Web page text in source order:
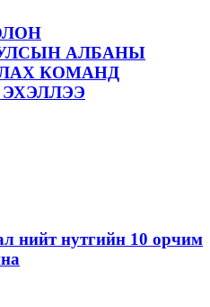
АЛБАНЫ
КОМАНД
нийт нутгийн 10 орчим